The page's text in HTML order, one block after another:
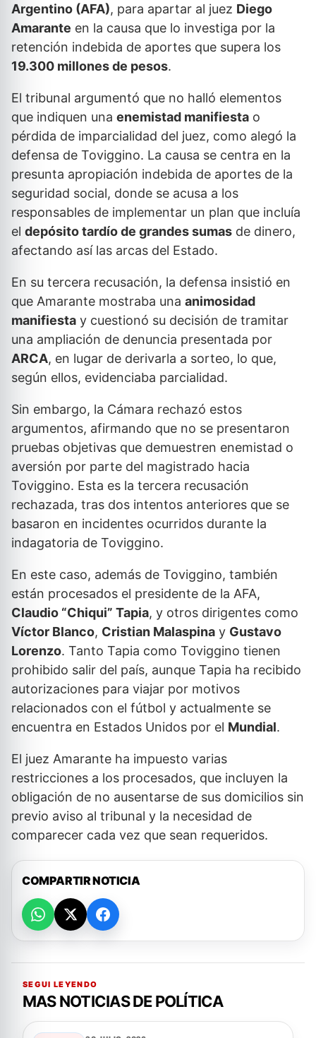
Argentino (AFA), para apartar al juez Diego
Amarante en la causa que lo investiga por la
retención indebida de aportes que supera los
19.300 millones de pesos.
El tribunal argumentó que no halló elementos
que indiquen una enemistad manifiesta o
pérdida de imparcialidad del juez, como alegó la
defensa de Toviggino. La causa se centra en la
presunta apropiación indebida de aportes de la
seguridad social, donde se acusa a los
responsables de implementar un plan que incluía
el depósito tardío de grandes sumas de dinero,
afectando así las arcas del Estado.
En su tercera recusación, la defensa insistió en
que Amarante mostraba una animosidad
manifiesta y cuestionó su decisión de tramitar
una ampliación de denuncia presentada por
ARCA, en lugar de derivarla a sorteo, lo que,
según ellos, evidenciaba parcialidad.
Sin embargo, la Cámara rechazó estos
argumentos, afirmando que no se presentaron
pruebas objetivas que demuestren enemistad o
aversión por parte del magistrado hacia
Toviggino. Esta es la tercera recusación
rechazada, tras dos intentos anteriores que se
basaron en incidentes ocurridos durante la
indagatoria de Toviggino.
En este caso, además de Toviggino, también
están procesados el presidente de la AFA,
Claudio “Chiqui” Tapia, y otros dirigentes como
Víctor Blanco, Cristian Malaspina y Gustavo
Lorenzo. Tanto Tapia como Toviggino tienen
prohibido salir del país, aunque Tapia ha recibido
autorizaciones para viajar por motivos
relacionados con el fútbol y actualmente se
encuentra en Estados Unidos por el Mundial.
El juez Amarante ha impuesto varias
restricciones a los procesados, que incluyen la
obligación de no ausentarse de sus domicilios sin
previo aviso al tribunal y la necesidad de
comparecer cada vez que sean requeridos.
COMPARTIR NOTICIA
SEGUI LEYENDO
MAS NOTICIAS DE POLÍTICA